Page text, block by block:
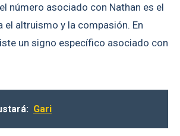
número asociado con Nathan es el
el altruismo y la compasión. En
un signo específico asociado con
Gari